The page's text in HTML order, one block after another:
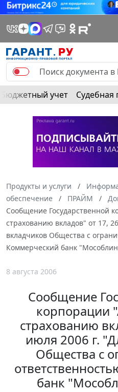
Бюджетный учет Судебная
Продукты и услуги
обеспечение
ПРАЙМ
Сообщение Государственной
страхованию вкладов" от 17,
вкладчиков Общества с
Коммерческий банк
8 августа 2006
Сообщение
корпорации
страхованию
июля 2006 г.
Общества с
банк